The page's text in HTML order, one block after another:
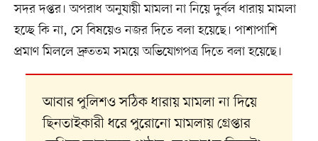
সদর দপ্তর। অপরাধ অনুযায়ী মামলা না নিয়ে দুর্বল ধারায় মামলা
হচ্ছে কি না, সে বিষয়েও নজর দিতে বলা হয়েছে। পাশাপাশি
প্রমাণ মিললে দ্রুততম সময়ে অভিযোগপত্র দিতে বলা হয়েছে।
আবার পুলিশও সঠিক ধারায় মামলা না দিয়ে
ছিনতাইকারী ধরে পুরোনো মামলায় গ্রেপ্তার